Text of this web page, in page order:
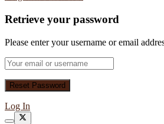
Retrieve your password
Please enter your username or email
Log In